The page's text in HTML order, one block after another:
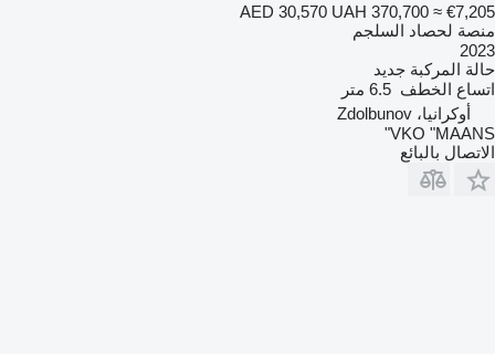
AED 30,570 UAH 370,700 ≈ €7,205
منصة لحصاد السلجم
2023
حالة المركبة جديد
اتساع الخطف 6.5 متر
أوكرانيا، Zdolbunov
VKO "MAANS"
الاتصال بالبائع